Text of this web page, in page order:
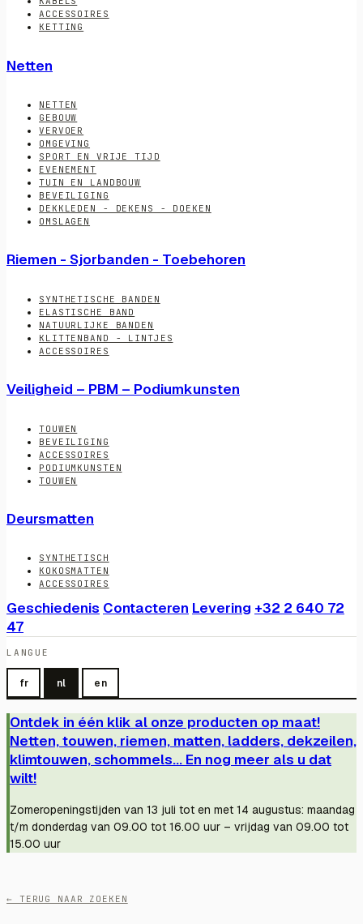
ACCESSOIRES
KETTING
Netten
NETTEN
GEBOUW
VERVOER
OMGEVING
SPORT EN VRIJE TIJD
EVENEMENT
TUIN EN LANDBOUW
BEVEILIGING
DEKKLEDEN - DEKENS - DOEKEN
OMSLAGEN
Riemen - Sjorbanden - Toebehoren
SYNTHETISCHE BANDEN
ELASTISCHE BAND
NATUURLIJKE BANDEN
KLITTENBAND - LINTJES
ACCESSOIRES
Veiligheid – PBM – Podiumkunsten
TOUWEN
BEVEILIGING
ACCESSOIRES
PODIUMKUNSTEN
TOUWEN
Deursmatten
SYNTHETISCH
KOKOSMATTEN
ACCESSOIRES
Geschiedenis Contacteren Levering +32 2 640 72
47
LANGUE
fr nl en
Ontdek in één klik al onze producten op maat!
Netten, touwen, riemen, matten, ladders, dekzeilen,
klimtouwen, schommels... En nog meer als u dat
wilt!
Zomeropeningstijden van 13 juli tot en met 14 augustus: maandag
t/m donderdag van 09.00 tot 16.00 uur – vrijdag van 09.00 tot
15.00 uur
← TERUG NAAR ZOEKEN